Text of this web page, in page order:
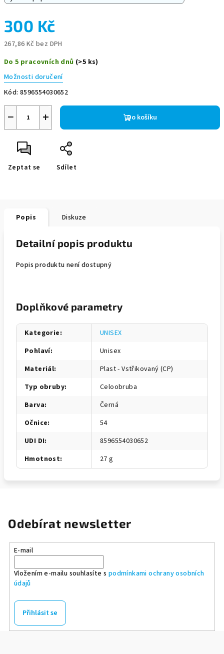
300 Kč
267,86 Kč bez DPH
cena:
Do 5 pracovních dnů (>5 ks)
Možnosti doručení
Kód: 8596554030652
+
− Do košíku
Zeptat se Sdílet
Popis Diskuze
Detailní popis produktu
Popis produktu není dostupný
Doplňkové parametry
Kategorie:
UNISEX
Pohlaví:
Unisex
Materiál:
Plast - Vstřikovaný (CP)
Typ obruby:
Celoobruba
Barva:
Černá
Očnice:
54
UDI DI:
8596554030652
Hmotnost: 27 g
Odebírat newsletter
E-mail
Vložením e-mailu souhlasíte s podmínkami ochrany osobních
údajů
Přihlásit se